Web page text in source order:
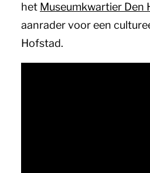
het Museumkwartier Den
aanrader voor een
Hofstad.